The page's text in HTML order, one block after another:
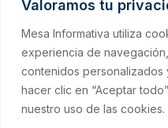
Valoramos tu
Mesa Informativa utiliza
experiencia de
contenidos personalizados
hacer clic en “Aceptar
nuestro uso de las cookies.
c
e
b
o
o
k
s
t
a
g
r
a
m